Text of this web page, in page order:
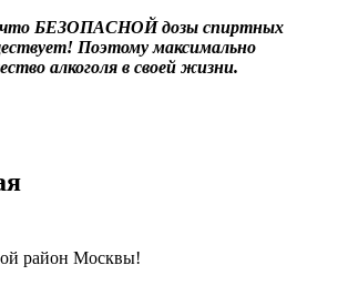
БЕЗОПАСНОЙ дозы спиртных
Поэтому максимально
алкоголя в своей жизни.
район Москвы!